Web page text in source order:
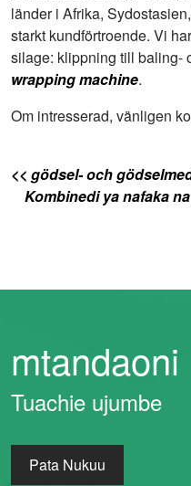
länder i Afrika,
starkt kundförtroende. Vi
silage: klippning till baling-
wrapping machine.
Om intresserad, vänligen
<< gödsel- och
Kombinedi ya nafaka
mtandaoni
Tuachie ujumbe
Pata Nukuu